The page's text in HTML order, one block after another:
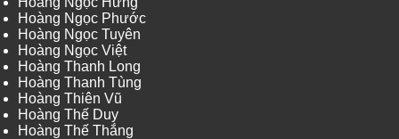
Hoàng Ngọc Phước
Hoàng Ngọc Tuyên
Hoàng Ngọc Việt
Hoàng Thanh Long
Hoàng Thanh Tùng
Hoàng Thiên Vũ
Hoàng Thế Duy
Hoàng Thế Thắng